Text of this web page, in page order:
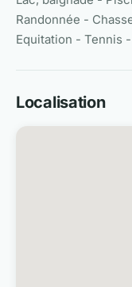
Randonnée -
Equitation - Tennis
Localisation